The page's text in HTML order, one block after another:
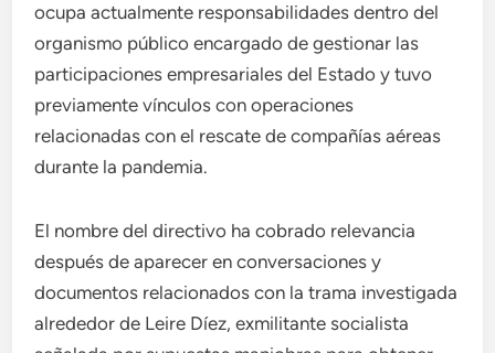
ocupa actualmente responsabilidades dentro del
organismo público encargado de gestionar las
participaciones empresariales del Estado y tuvo
previamente vínculos con operaciones
relacionadas con el rescate de compañías aéreas
durante la pandemia.
El nombre del directivo ha cobrado relevancia
después de aparecer en conversaciones y
documentos relacionados con la trama investigada
alrededor de Leire Díez, exmilitante socialista